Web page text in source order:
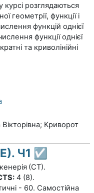
розглядаються
геометрії, функції і
функцій однієї
функції однієї
та криволінійні
Криворот
Ч1 ☑️
(СТ).
4 (8).
- 60. Самостійна